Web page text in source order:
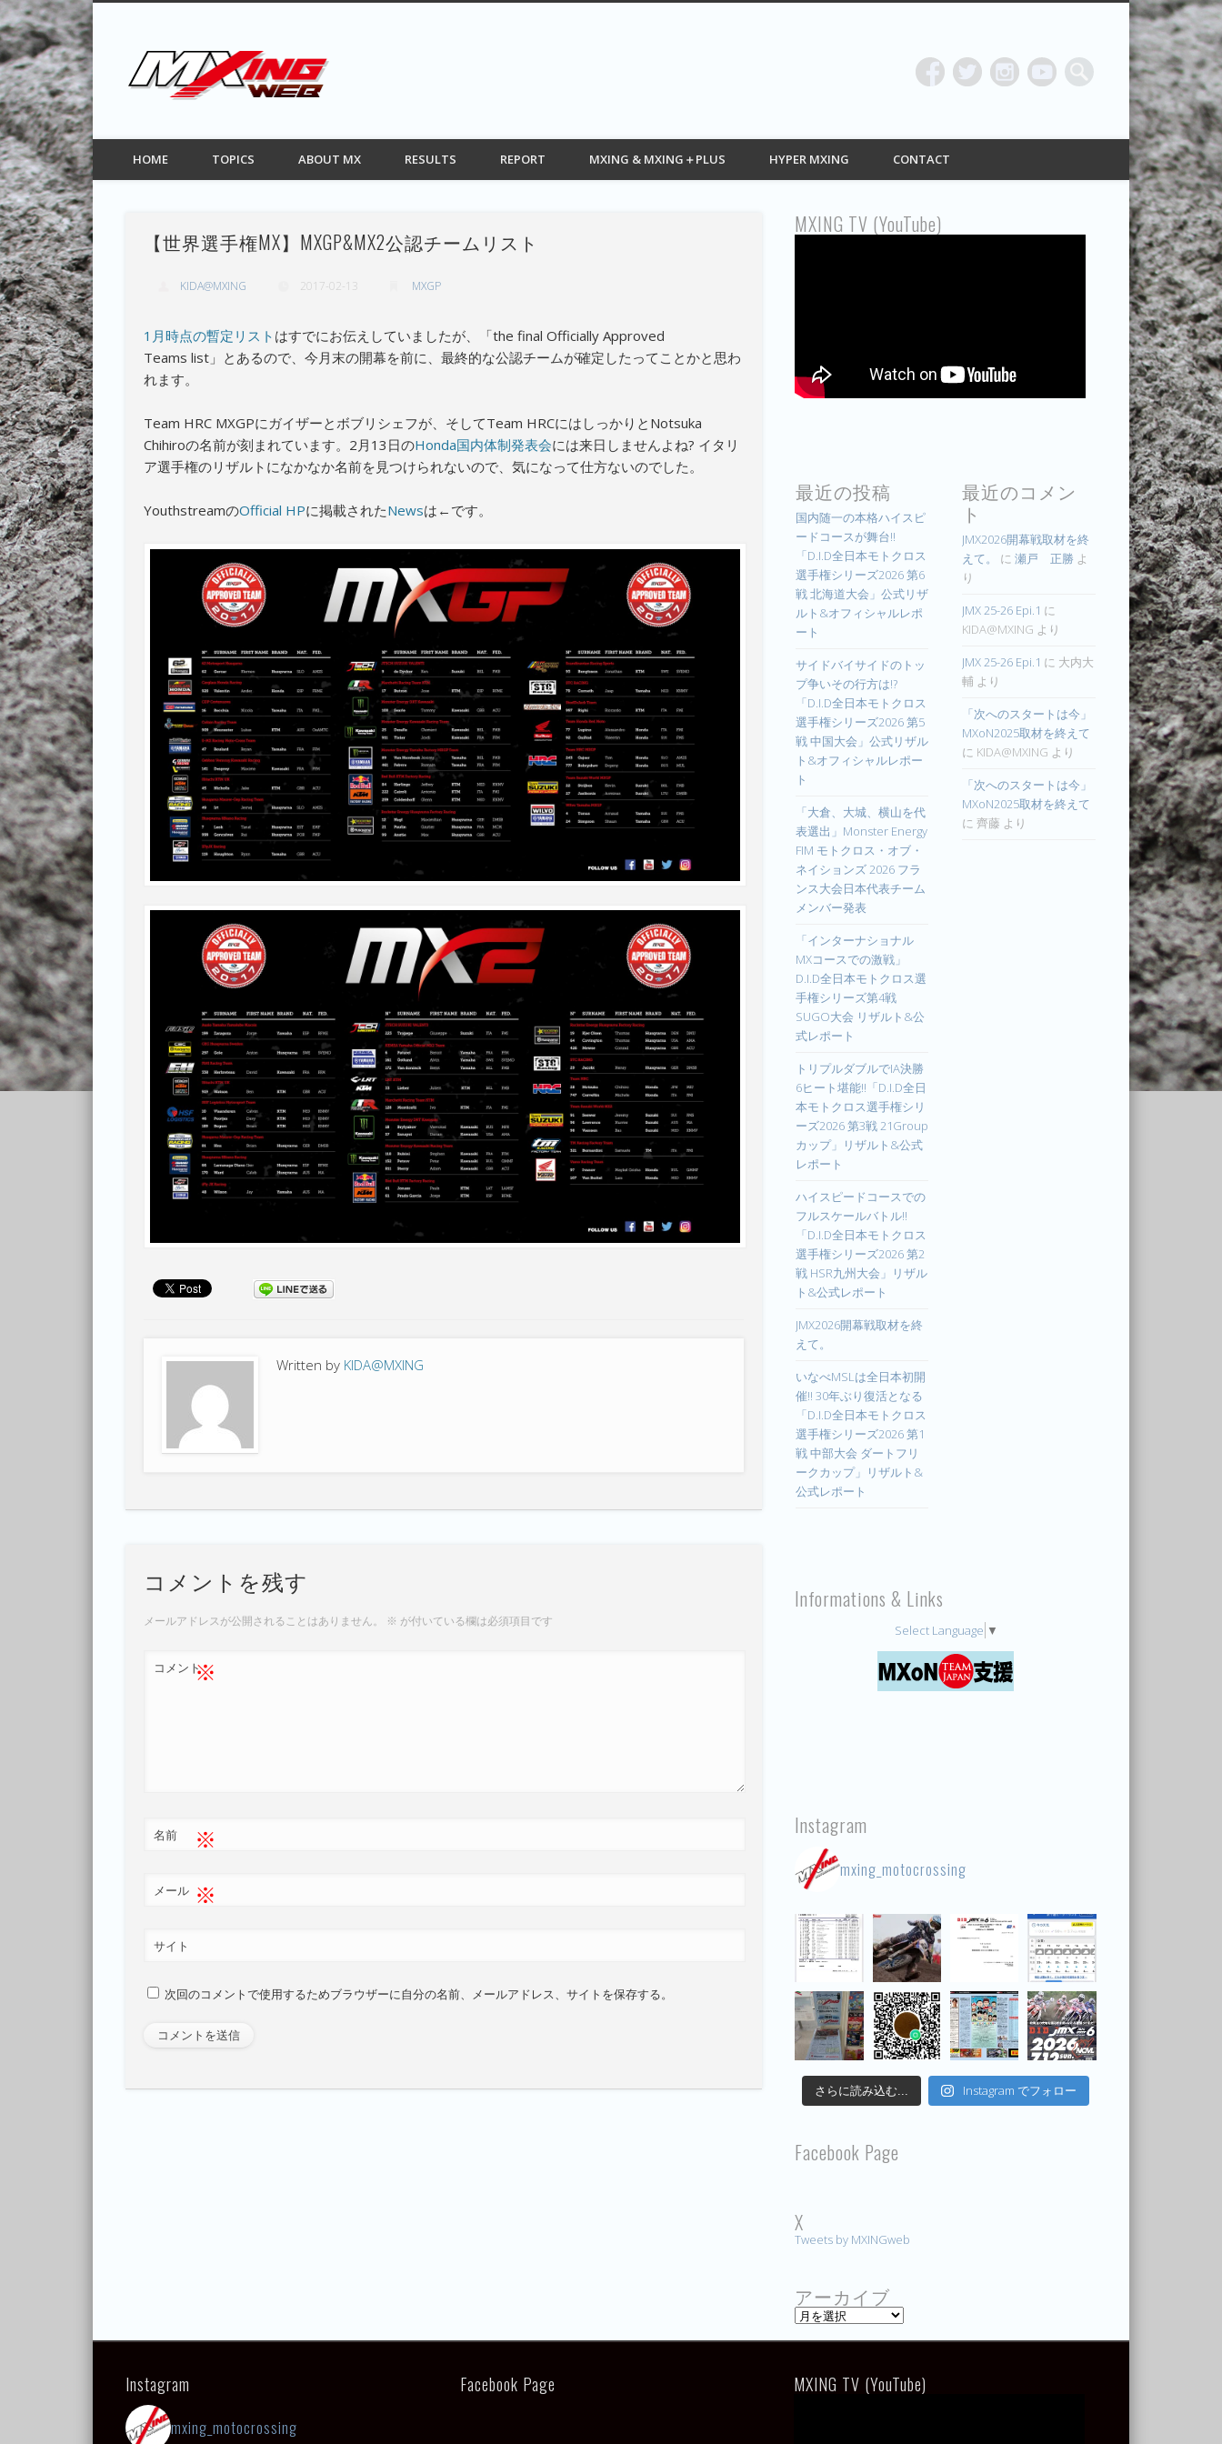
MXING web モトクロス情報 MOTOCROSSING
モトクロス情報サイト
FacebookTwitterPinterest Vimeo
HOME TOPICS ABOUT MX RESULTS REPORT MXING & MXING＋PLUS HYPER MXING CONTACT
【世界選手権MX】MXGP&MX2公認チームリスト
KIDA@MXING 2017-02-13 MXGP
1月時点の暫定リスト はすでにお伝えしていましたが、「the final Officially Approved
Teams list」とあるので、今月末の開幕を前に、最終的な公認チームが確定したってことかと思わ
れます。
Team HRC MXGPにガイザーとボブリシェフが、そしてTeam HRCにはしっかりとNotsuka
Chihiroの名前が刻まれています。2月13日のHonda国内体制発表会には来日しませんよね? イタリ
ア選手権のリザルトになかなか名前を見つけられないので、気になって仕方ないのでした。
YouthstreamのOfficial HPに掲載されたNewsは←です。
Written by KIDA@MXING
コメントを残す
メールアドレスが公開されることはありません。 ※ が付いている欄は必須項目です
コメント※
名前 ※
メール ※
サイト
次回のコメントで使用するためブラウザーに自分の名前、メールアドレス、サイトを保存する。
MXING TV (YouTube)
最近の投稿
国内随一の本格ハイスピ
ードコースが舞台!!
「D.I.D全日本モトクロス
選手権シリーズ2026 第6
戦 北海道大会」公式リザ
ルト&オフィシャルレポ
ート
サイドバイサイドのトッ
プ争いその行方は!?
「D.I.D全日本モトクロス
選手権シリーズ2026 第5
戦 中国大会」公式リザル
ト&オフィシャルレポー
ト
「大倉、大城、横山を代
表選出」Monster Energy
FIM モトクロス・オブ・
ネイションズ 2026 フラ
ンス大会日本代表チーム
メンバー発表
「インターナショナル
MXコースでの激戦」
D.I.D全日本モトクロス選
手権シリーズ第4戦
SUGO大会 リザルト&公
式レポート
トリプルダブルでIA決勝
6ヒート堪能!!「D.I.D全日
本モトクロス選手権シリ
ーズ2026 第3戦 21Group
カップ」リザルト&公式
レポート
ハイスピードコースでの
フルスケールバトル!!
「D.I.D全日本モトクロス
選手権シリーズ2026 第2
戦 HSR九州大会」リザル
ト&公式レポート
JMX2026開幕戦取材を終
えて。
いなべMSLは全日本初開
催!! 30年ぶり復活となる
「D.I.D全日本モトクロス
選手権シリーズ2026 第1
戦 中部大会 ダートフリ
ークカップ」リザルト&
公式レポート
最近のコメン
ト
JMX2026開幕戦取材を終
えて。
に 瀬戸 正勝 よ
り
JMX 25-26 Epi.1 に
KIDA@MXING より
JMX 25-26 Epi.1 に 大内大
輔 より
「次へのスタートは今」
MXoN2025取材を終えて
に KIDA@MXING より
「次へのスタートは今」
MXoN2025取材を終えて
に 齊藤 より
Informations & Links
Select Language ▼
Instagram
mxing_motocrossing
さらに読み込む... Instagram でフォロー
Facebook Page
X
Tweets by MXINGweb
アーカイブ
ア
ー
カ
Instagram
mxing_motocrossing
Facebook Page MXING TV (YouTube)